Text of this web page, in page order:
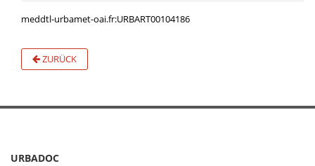
meddtl-urbamet-oai.fr:URBART00104186
ZURÜCK
URBADOC